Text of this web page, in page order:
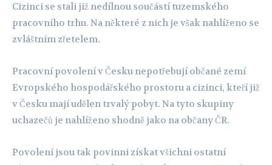
Cizinci se stali již nedílnou součástí tuzemského
pracovního trhu. Na některé z nich je však nahlíženo se
zvláštním zřetelem.
Pracovní povolení v Česku nepotřebují občané zemí
Evropského hospodářského prostoru a cizinci, kteří již
v Česku mají udělen trvalý pobyt. Na tyto skupiny
uchazečů je nahlíženo shodně jako na občany ČR.
Povolení jsou tak povinni získat všichni ostatní